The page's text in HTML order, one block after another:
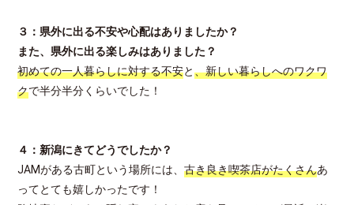
３：県外に出る不安や心配はありましたか？
また、県外に出る楽しみはありました？
初めての一人暮らしに対する不安と、新しい暮らしへのワクワ
クで半分半分くらいでした！
４：新潟にきてどうでしたか？
JAMがある古町という場所には、古き良き喫茶店がたくさんあ
ってとても嬉しかったです！